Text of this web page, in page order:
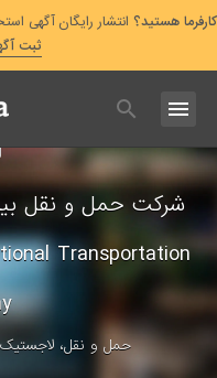
کارفرما هستید؟ انتشار رایگان آگهی استخدام در ۲۵ استان و
ثبت
شرکت حمل و نقل
Transportation
حمل و نقل، لاجستیک